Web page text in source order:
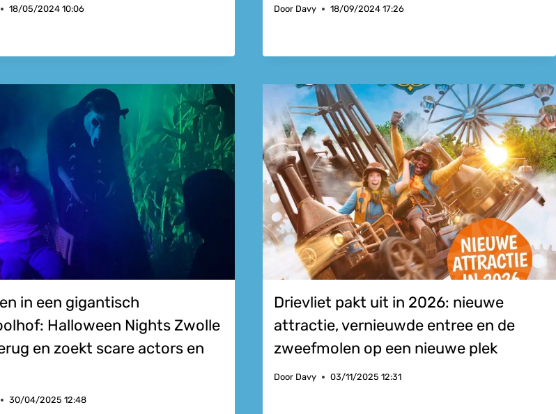
18/05/2024 10:06 Door Davy 18/09/2024 17:26
in een gigantisch
Halloween Nights Zwolle
en zoekt scare actors en
30/04/2025 12:48
Drievliet pakt uit in 2026: nieuwe
attractie, vernieuwde entree en de
zweefmolen op een nieuwe plek
Door Davy 03/11/2025 12:31